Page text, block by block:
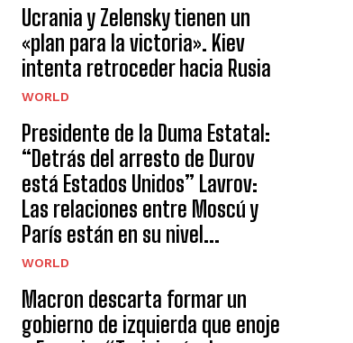
Ucrania y Zelensky tienen un
«plan para la victoria». Kiev
intenta retroceder hacia Rusia
WORLD
Presidente de la Duma Estatal:
“Detrás del arresto de Durov
está Estados Unidos” Lavrov:
Las relaciones entre Moscú y
París están en su nivel...
WORLD
Macron descarta formar un
gobierno de izquierda que enoje